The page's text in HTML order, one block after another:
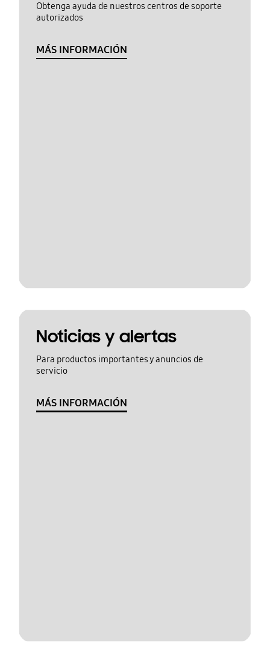
Obtenga ayuda de nuestros centros de soporte
autorizados
MÁS INFORMACIÓN
Noticias y alertas
Para productos importantes y anuncios de
servicio
MÁS INFORMACIÓN